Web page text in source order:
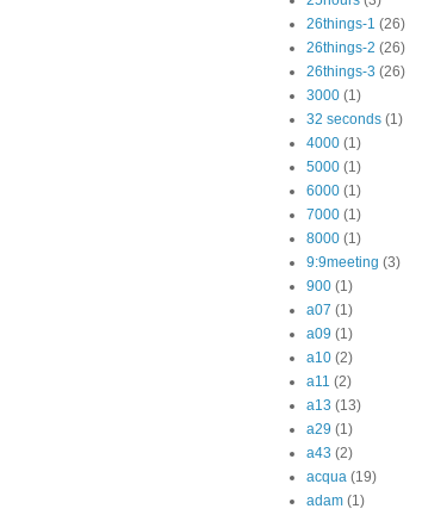
26things-1 (26)
26things-2 (26)
26things-3 (26)
3000 (1)
32 seconds (1)
4000 (1)
5000 (1)
6000 (1)
7000 (1)
8000 (1)
9:9meeting (3)
900 (1)
a07 (1)
a09 (1)
a10 (2)
a11 (2)
a13 (13)
a29 (1)
a43 (2)
acqua (19)
adam (1)